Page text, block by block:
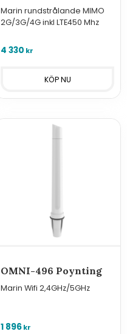
Marin rundstrålande MIMO
2G/3G/4G inkl LTE450 Mhz
4 330 kr
OMNI-496 Poynting
Marin Wifi 2,4GHz/5GHz
1 896kr